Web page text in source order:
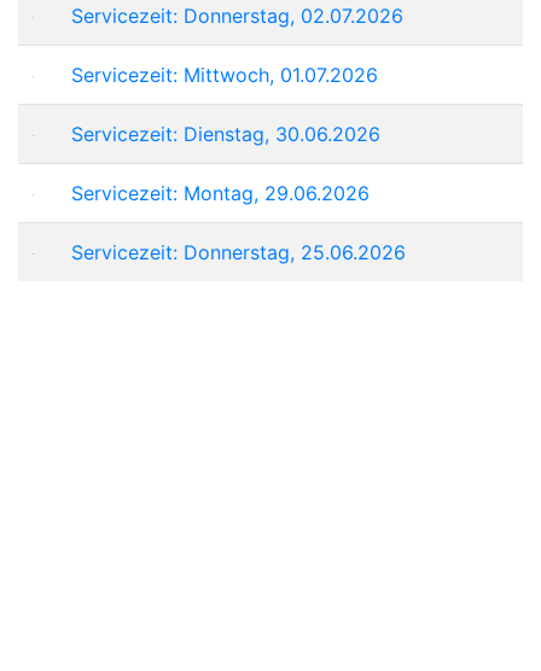
Servicezeit: Donnerstag, 02.07.2026
Servicezeit: Mittwoch, 01.07.2026
Servicezeit: Dienstag, 30.06.2026
Servicezeit: Montag, 29.06.2026
Servicezeit: Donnerstag, 25.06.2026